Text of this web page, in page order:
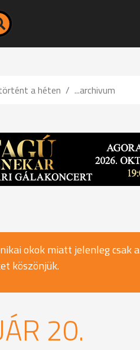
a héten ...archivum
okok miatt jelenleg csak a
köszönjük.
20.